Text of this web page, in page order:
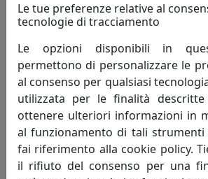
SEDUTA DA ATTESA ZEN ZN1003
Viciani
Le tue preferenze relative al
tecnologie di tracciamento
Le opzioni disponibili in
permettono di personalizzare le
al consenso per qualsiasi
utilizzata per le finalità
ottenere ulteriori informazioni in
al funzionamento di tali strumenti
fai riferimento alla cookie policy.
il rifiuto del consenso per una